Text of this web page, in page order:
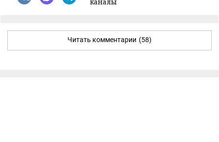
Читать комментарии (58)